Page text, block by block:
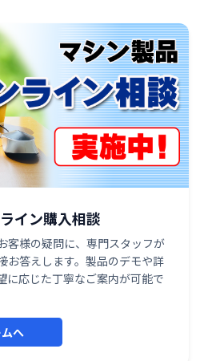
イン購入相談
客様の疑問に、専門スタッフが
お答えします。製品のデモや詳
に応じた丁寧なご案内が可能で
へ